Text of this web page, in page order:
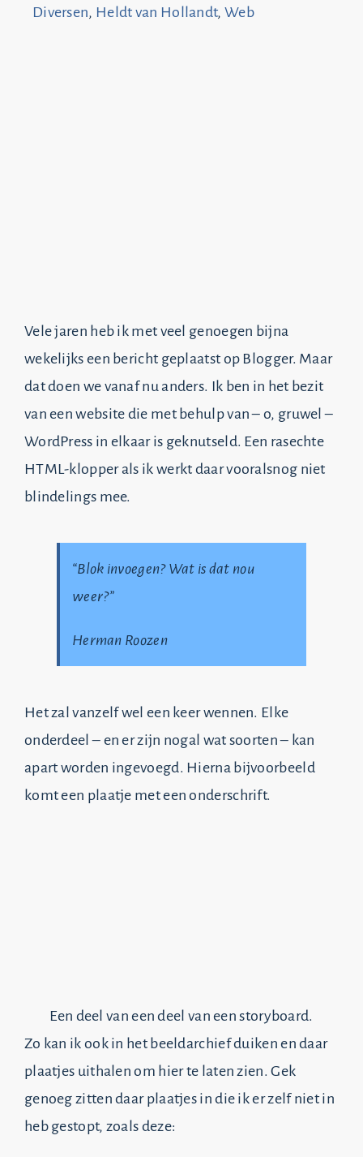
Diversen, Heldt van Hollandt, Web
Vele jaren heb ik met veel genoegen bijna
wekelijks een bericht geplaatst op Blogger. Maar
dat doen we vanaf nu anders. Ik ben in het bezit
van een website die met behulp van – o, gruwel –
WordPress in elkaar is geknutseld. Een rasechte
HTML-klopper als ik werkt daar vooralsnog niet
blindelings mee.
“Blok invoegen? Wat is dat nou
weer?”
Herman Roozen
Het zal vanzelf wel een keer wennen. Elke
onderdeel – en er zijn nogal wat soorten – kan
apart worden ingevoegd. Hierna bijvoorbeeld
komt een plaatje met een onderschrift.
Een deel van een deel van een storyboard.
Zo kan ik ook in het beeldarchief duiken en daar
plaatjes uithalen om hier te laten zien. Gek
genoeg zitten daar plaatjes in die ik er zelf niet in
heb gestopt, zoals deze: